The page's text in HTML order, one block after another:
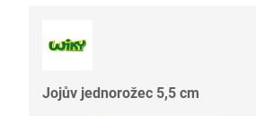
Jojův jednorožec 5,5 cm